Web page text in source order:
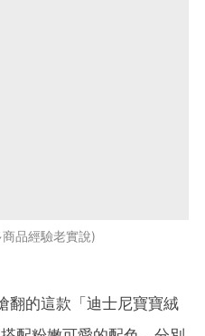
品經驗老實說
翻的這款「迪士尼寶寶絨